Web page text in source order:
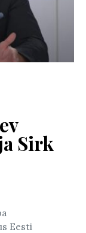
Sirk
Eesti